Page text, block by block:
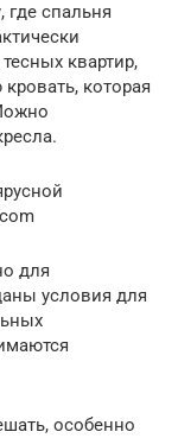
спальня
квартир,
которая
для
условия для
особенно